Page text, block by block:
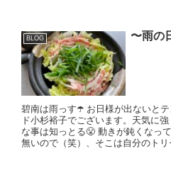
BLOG 〜雨の
碧南は雨っす☂️ お日様が出ないと
ド小杉裕子でございます。天気に
な事は知っとる😤 動きが鈍くなっ
無いので（笑）、そこは自分のト